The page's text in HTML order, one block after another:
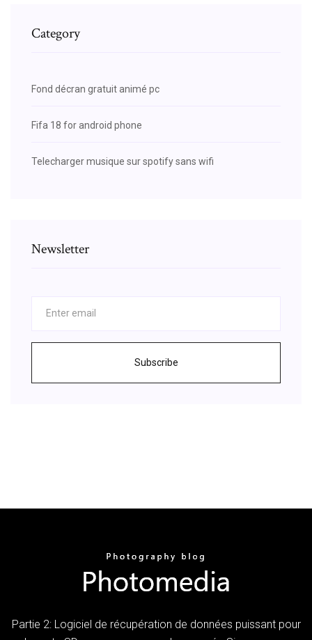
Category
Fond décran gratuit animé pc
Fifa 18 for android phone
Telecharger musique sur spotify sans wifi
Newsletter
Subscribe
Partie 2: Logiciel de récupération de données puissant pour